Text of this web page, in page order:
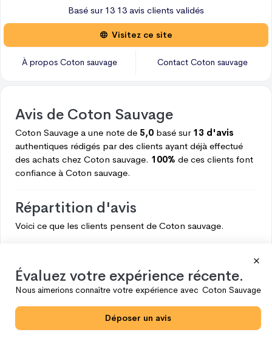
Basé sur 13 13 avis clients validés
Visitez ce site
À propos Coton sauvage Contact Coton sauvage
Avis de Coton Sauvage
Coton Sauvage a une note de 5,0 basé sur 13 d'avis
authentiques rédigés par des clients ayant déjà effectué
des achats chez Coton sauvage. 100% de ces clients font
confiance à Coton sauvage.
Répartition d'avis
Voici ce que les clients pensent de Coton sauvage.
3 0
2 0
Évaluez votre expérience récente.
Nous aimerions connaître votre expérience avec Coton Sauvage
Déposer un avis